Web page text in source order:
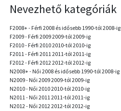
Nevezhető kategóriák
F2008+ - Férfi 2008 és idősebb 1990-tól 2008-ig
F2009 - Férfi 2009 2009-tól 2009-ig
F2010 - Férfi 2010 2010-tól 2010-ig
F2011 - Férfi 2011 2011-tól 2011-ig
F2012 - Férfi 2012 2012-tól 2012-ig
N2008+ - Női 2008 és idősebb 1990-tól 2008-ig
N2009 - Női 2009 2009-tól 2009-ig
N2010 - Női 2010 2010-tól 2010-ig
N2011 - Női 2011 2011-tól 2011-ig
N2012 - Női 2012 2012-tól 2012-ig